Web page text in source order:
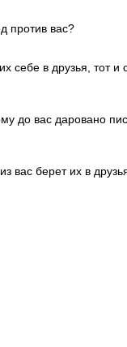
против вас?
себе в друзья, тот
до вас даровано
вас берет их в